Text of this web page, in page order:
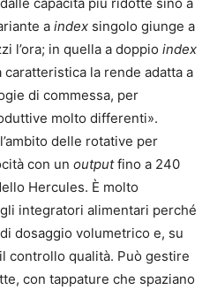
a index singolo giunge a
l’ora; in quella a doppio index
caratteristica la rende adatta a
di commessa, per
molto differenti».
delle rotative per
con un outputfino a 240
Hercules. È molto
integratori alimentari perché
dosaggio volumetrico e, su
controllo qualità. Può gestire
con tappature che spaziano